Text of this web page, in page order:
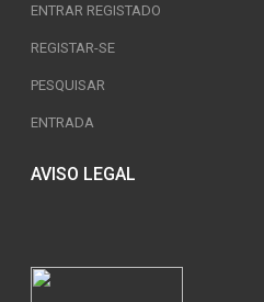
ENTRAR REGISTADO
REGISTAR-SE
PESQUISAR
ENTRADA
AVISO LEGAL